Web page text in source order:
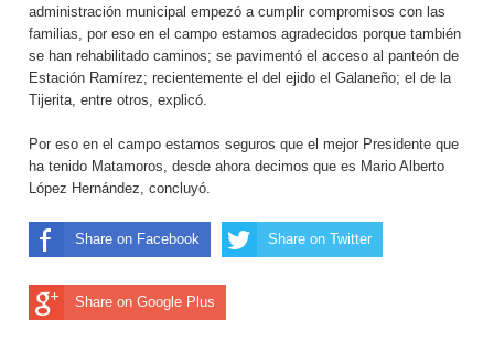
administración municipal empezó a cumplir compromisos con las
familias, por eso en el campo estamos agradecidos porque también
se han rehabilitado caminos; se pavimentó el acceso al panteón de
Estación Ramírez; recientemente el del ejido el Galaneño; el de la
Tijerita, entre otros, explicó.
Por eso en el campo estamos seguros que el mejor Presidente que
ha tenido Matamoros, desde ahora decimos que es Mario Alberto
López Hernández, concluyó.
Share on Facebook Share on Twitter
Share on Google Plus